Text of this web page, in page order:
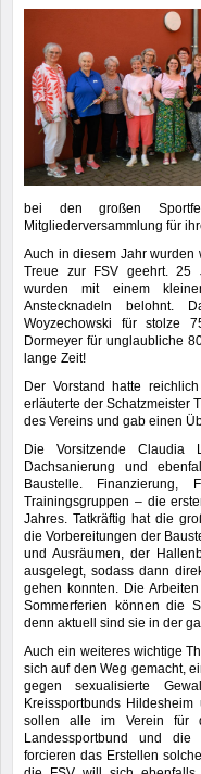
bei den großen
Mitgliederversammlung für
Auch in diesem Jahr wurden
Treue zur FSV geehrt. 25
wurden mit einem
Anstecknadeln
Woyzechowski für stolze
Dormeyer für unglaubliche
lange Zeit!
Der Vorstand hatte
erläuterte der Schatzmeister
des Vereins und gab einen
Die Vorsitzende Claudia
Dachsanierung und
Baustelle. Finanzierung,
Trainingsgruppen – die
Jahres. Tatkräftig hat die
die Vorbereitungen der
und Ausräumen, der
ausgelegt, sodass dann
gehen konnten. Die
Sommerferien können die
denn aktuell sind sie in der
Auch ein weiteres wichtige
sich auf den Weg gemacht,
gegen sexualisierte
Kreissportbunds
sollen alle im Verein für
Landessportbund und die
forcieren das Erstellen